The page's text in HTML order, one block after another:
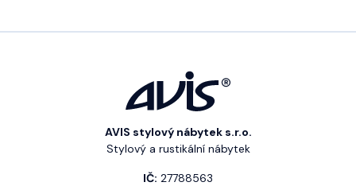
AVIS stylový nábytek s.r.o.
Stylový a rustikální nábytek
IČ: 27788563